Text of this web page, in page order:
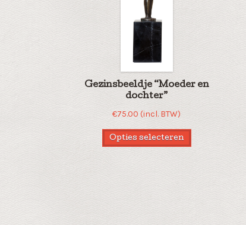
Gezinsbeeldje “Moeder en
dochter”
€75.00 (incl. BTW)
Opties selecteren